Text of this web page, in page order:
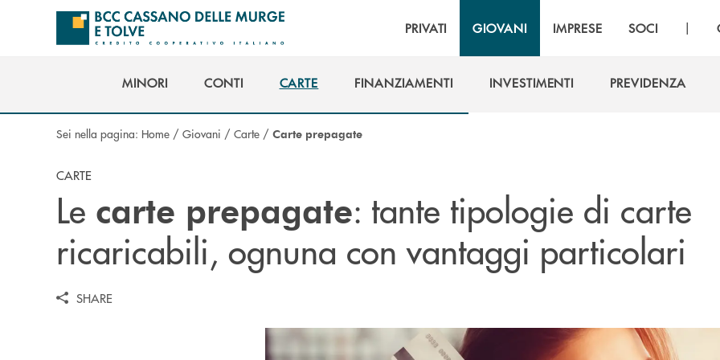
Salta al contenuto principale
PRIVATI GIOVANI IMPRESE SOCI |
MINORI
CONTI
CARTE
FINANZIAMENTI
INVESTIMENTI
PREVIDENZA
Sei nella pagina: Home / Giovani / Carte / Carte prepagate
CARTE
Le carte prepagate: tante tipologie di carte
ricaricabili, ognuna con vantaggi particolari
SHARE